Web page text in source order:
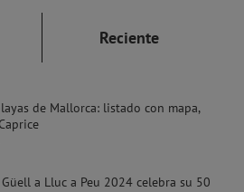
Reciente
de Mallorca: listado con mapa,
a Lluc a Peu 2024 celebra su 50